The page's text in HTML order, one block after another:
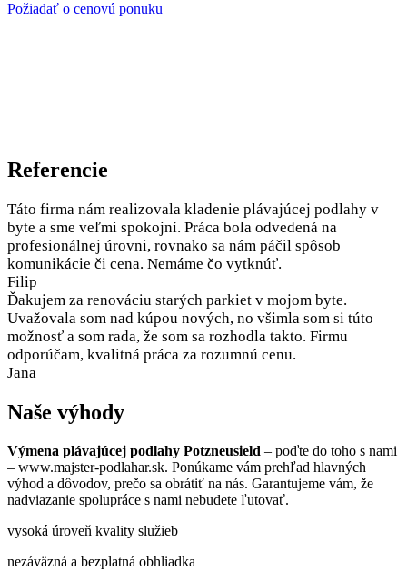
Požiadať o cenovú ponuku
Referencie
Táto firma nám realizovala kladenie plávajúcej podlahy v
byte a sme veľmi spokojní. Práca bola odvedená na
profesionálnej úrovni, rovnako sa nám páčil spôsob
komunikácie či cena. Nemáme čo vytknúť.
Filip
Ďakujem za renováciu starých parkiet v mojom byte.
Uvažovala som nad kúpou nových, no všimla som si túto
možnosť a som rada, že som sa rozhodla takto. Firmu
odporúčam, kvalitná práca za rozumnú cenu.
Jana
Naše výhody
Výmena plávajúcej podlahy Potzneusield – poďte do toho s nami
– www.majster-podlahar.sk. Ponúkame vám prehľad hlavných
výhod a dôvodov, prečo sa obrátiť na nás. Garantujeme vám, že
nadviazanie spolupráce s nami nebudete ľutovať.
vysoká úroveň kvality služieb
nezáväzná a bezplatná obhliadka